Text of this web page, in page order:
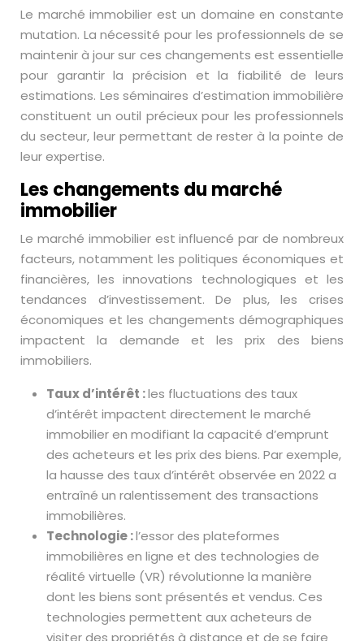
Le marché immobilier est un domaine en constante
mutation. La nécessité pour les professionnels de se
maintenir à jour sur ces changements est essentielle
pour garantir la précision et la fiabilité de leurs
estimations. Les séminaires d’estimation immobilière
constituent un outil précieux pour les professionnels
du secteur, leur permettant de rester à la pointe de
leur expertise.
Les changements du marché
immobilier
Le marché immobilier est influencé par de nombreux
facteurs, notamment les politiques économiques et
financières, les innovations technologiques et les
tendances d’investissement. De plus, les crises
économiques et les changements démographiques
impactent la demande et les prix des biens
immobiliers.
Taux d’intérêt :les fluctuations des taux
d’intérêt impactent directement le marché
immobilier en modifiant la capacité d’emprunt
des acheteurs et les prix des biens. Par exemple,
la hausse des taux d’intérêt observée en 2022 a
entraîné un ralentissement des transactions
immobilières.
Technologie :l’essor des plateformes
immobilières en ligne et des technologies de
réalité virtuelle (VR) révolutionne la manière
dont les biens sont présentés et vendus. Ces
technologies permettent aux acheteurs de
visiter des propriétés à distance et de se faire